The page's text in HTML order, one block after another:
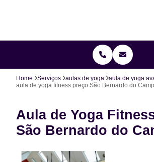
Home Serviços aulas de yoga
aula de yoga
aula de yoga fitness preço São Bernardo do
Aula de Yoga
São Bernardo do